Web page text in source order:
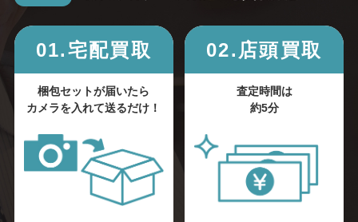
01.宅配買取
梱包セットが届いたら
カメラを入れて送るだけ！
02.店頭買取
査定時間は
約5分